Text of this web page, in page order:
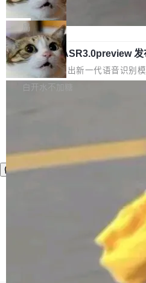
代码检索手段（如关键词匹配、目录
在语法层面完成文本定位，难以触及
内涵与结构关联，导致开发者使用代
理解大规模代码仓时面临显著"代码
颈。 代码仓深度理解服务（以下简
e深度理解服务"）是华为云码道（
短剧部门，有互联网大厂背景。在公
调整期间，部门三次通知全员将数据
移到B集群，王某都回复了"收到"。
数据。2024年9月3日下午4点，他使
的账号密码进入A集群，输入了一条
称为"删库跑路"的命令——最高管理
che 量化 + 权重压缩，吞吐量提
1%，成本降 30%
Kimi 和 GLM 是当前最强的大模型
它们有一个共同的问题：太吃显存
的 Kimi K 系列和智谱的 GLM 都是
oE 架构的大模型，好用到让人上瘾
存永远不够用。 Cloudflare 的
一直在跑这些模型的推理。他们在
整性保护。效果是：吞吐量提升
成本降低 30%，精度不变。 FP8 省
存 KV cache 是推理时最吃显...
局
腾讯混元 Hy ASR3.0preview 发
腾讯混元正式推出新一代语音识别
3.0preview。基于最新一代大语言
让语音识别不再只是听清，而是真正
先理解你的语境和意图，再把准确的
到你。从“逐字转写、单点优化”演进
境、兼容场景、一键直出”。 Hy
w 不要求标准普通话，方言识别覆
等 10 大方言片区和 20 余个二级小
源评测集中，Hy ASR 3.0 preview
白开水不加糖